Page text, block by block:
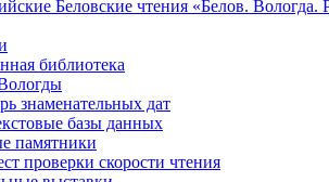
Беловские чтения «Белов. Вологда.
библиотека
знаменательных дат
базы данных
памятники
проверки скорости чтения